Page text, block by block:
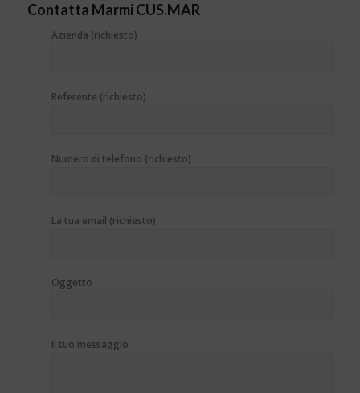
Contatta Marmi CUS.MAR
Azienda (richiesto)
Referente (richiesto)
Numero di telefono (richiesto)
La tua email (richiesto)
Oggetto
Il tuo messaggio